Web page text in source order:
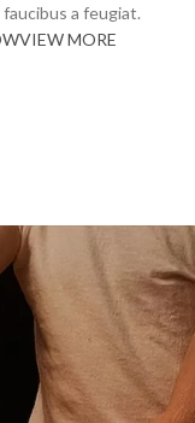
a feugiat.
VIEW MORE